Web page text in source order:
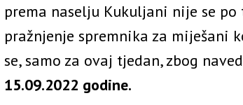
prema naselju Kukuljani nije se
pražnjenje spremnika za miješani
se, samo za ovaj tjedan, zbog
15.09.2022 godine.